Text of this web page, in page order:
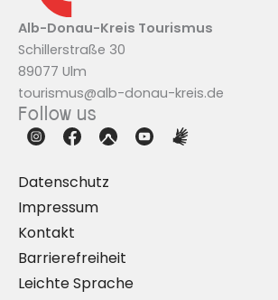
Alb-Donau-Kreis Tourismus
Schillerstraße 30
89077 Ulm
tourismus@alb-donau-kreis.de
Follow us
Datenschutz
Impressum
Kontakt
Barrierefreiheit
Leichte Sprache